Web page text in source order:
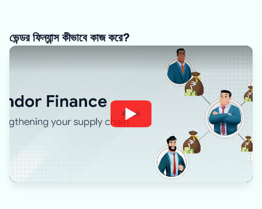
ভেন্ডর ফিন্যান্স কীভাবে কাজ করে?
Watch